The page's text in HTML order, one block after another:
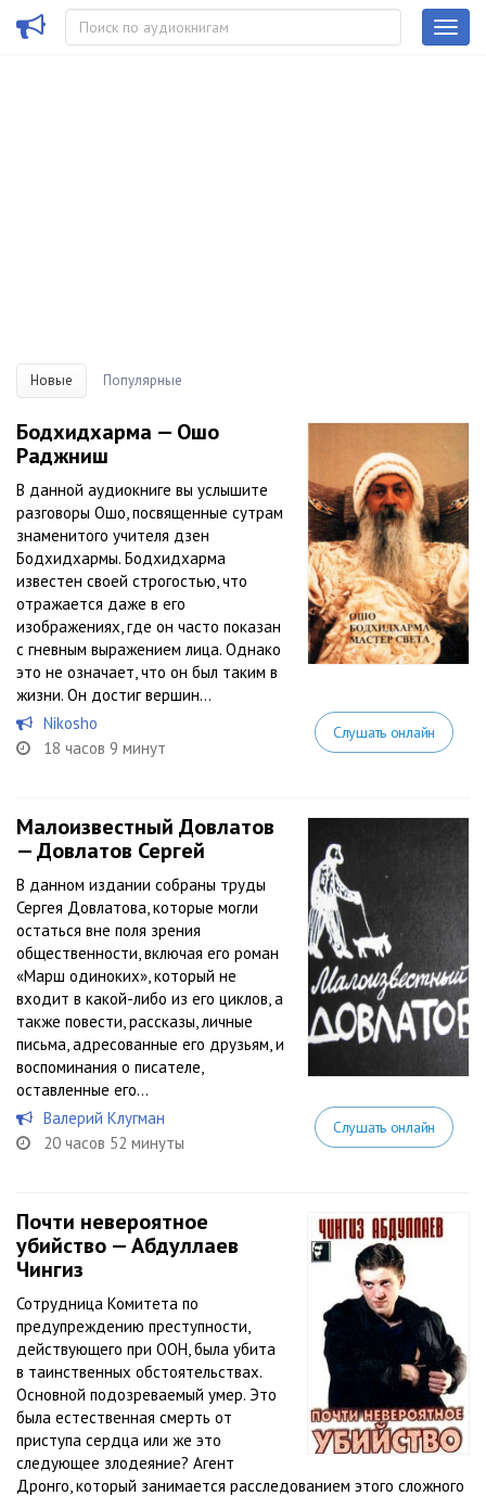
Новые Популярные
Бодхидхарма — Ошо
Раджниш
В данной аудиокниге вы услышите
разговоры Ошо, посвященные сутрам
знаменитого учителя дзен
Бодхидхармы. Бодхидхарма
известен своей строгостью, что
отражается даже в его
изображениях, где он часто показан
с гневным выражением лица. Однако
это не означает, что он был таким в
жизни. Он достиг вершин...
Nikosho
18 часов 9 минут
Слушать онлайн
Малоизвестный Довлатов
— Довлатов Сергей
В данном издании собраны труды
Сергея Довлатова, которые могли
остаться вне поля зрения
общественности, включая его роман
«Марш одиноких», который не
входит в какой-либо из его циклов, а
также повести, рассказы, личные
письма, адресованные его друзьям, и
воспоминания о писателе,
оставленные его...
Валерий Клугман
20 часов 52 минуты
Слушать онлайн
Почти невероятное
убийство — Абдуллаев
Чингиз
Сотрудница Комитета по
предупреждению преступности,
действующего при ООН, была убита
в таинственных обстоятельствах.
Основной подозреваемый умер. Это
была естественная смерть от
приступа сердца или же это
следующее злодеяние? Агент
Дронго, который занимается расследованием этого сложного